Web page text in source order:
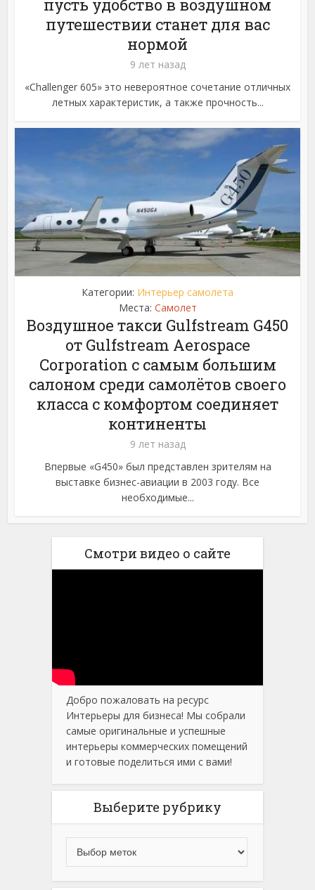
пусть удобство в воздушном
путешествии станет для вас
нормой
9 лет назад
«Challenger 605» это невероятное сочетание отличных
летных характеристик, а также прочность...
Категории: Интерьер самолета
Места: Самолет
Воздушное такси Gulfstream G450
от Gulfstream Aerospace
Corporation с самым большим
салоном среди самолётов своего
класса с комфортом соединяет
континенты
9 лет назад
Впервые «G450» был представлен зрителям на
выставке бизнес-авиации в 2003 году. Все
необходимые...
Смотри видео о сайте
Добро пожаловать на ресурс
Интерьеры для бизнеса! Мы собрали
самые оригинальные и успешные
интерьеры коммерческих помещений
и готовые поделиться ими с вами!
Выберите рубрику